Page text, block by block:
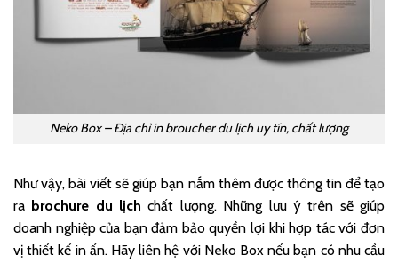
Neko Box – Địa chỉ in broucher du lịch uy tín, chất lượng
Như vậy, bài viết sẽ giúp bạn nắm thêm được thông tin để tạo
ra brochure du lịch chất lượng. Những lưu ý trên sẽ giúp
doanh nghiệp của bạn đảm bảo quyền lợi khi hợp tác với đơn
vị thiết kế in ấn. Hãy liên hệ với Neko Box nếu bạn có nhu cầu